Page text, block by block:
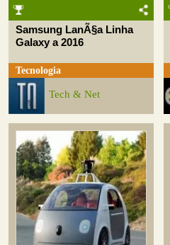
Samsung LanÃ§a Linha
Galaxy a 2016
Tecnologia
Tech & Net